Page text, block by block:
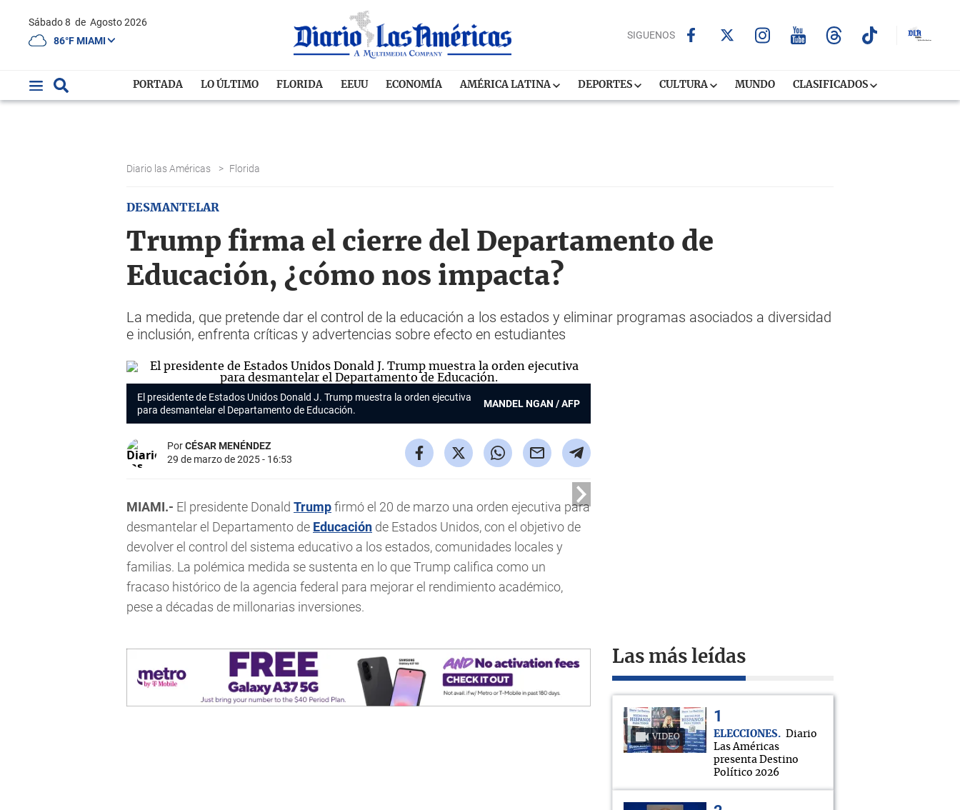
Sábado 8 de Agosto 2026
86°F MIAMI
SIGUENOS
PORTADA LO ÚLTIMO FLORIDA EEUU ECONOMÍA AMÉRICA LATINA DEPORTES CULTURA MUNDO CLASIFICADOS
Diario las Américas > Florida
DESMANTELAR
Trump firma el cierre del Departamento de
Educación, ¿cómo nos impacta?
La medida, que pretende dar el control de la educación a los estados y eliminar programas asociados a diversidad
e inclusión, enfrenta críticas y advertencias sobre efecto en estudiantes
El presidente de Estados Unidos Donald J. Trump muestra la orden ejecutiva
para desmantelar el Departamento de Educación.
MANDEL NGAN / AFP
PorCÉSAR MENÉNDEZ
29 de marzo de 2025 - 16:53
MIAMI.- El presidente Donald Trumpfirmó el 20 de marzo una orden ejecutiva para
desmantelar el Departamento de Educación de Estados Unidos, con el objetivo de
devolver el control del sistema educativo a los estados, comunidades locales y
familias. La polémica medida se sustenta en lo que Trump califica como un
fracaso histórico de la agencia federal para mejorar el rendimiento académico,
pese a décadas de millonarias inversiones.
Las más leídas
VIDEO ELECCIONES
Diario
Las Américas
presenta Destino
Político 2026